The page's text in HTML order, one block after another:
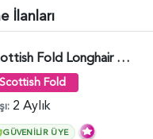
İlanları
Scottish Fold Longhair Lilac Bi Color 2 Aylık - 5908
Scottish Fold
2 Aylık
GÜVENILIR ÜYE